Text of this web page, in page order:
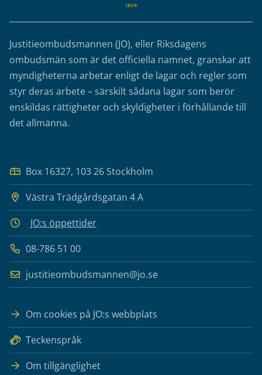
Justitieombudsmannen (JO), eller Riksdagens
ombudsmän som är det officiella namnet, granskar att
myndigheterna arbetar enligt de lagar och regler som
styr deras arbete – särskilt sådana lagar som berör
enskildas rättigheter och skyldigheter i förhållande till
det allmänna.
Box 16327, 103 26 Stockholm
Västra Trädgårdsgatan 4 A
JO:s öppettider
08-786 51 00
justitieombudsmannen@jo.se
Om cookies på JO:s webbplats
Teckenspråk
Om tillgänglighet